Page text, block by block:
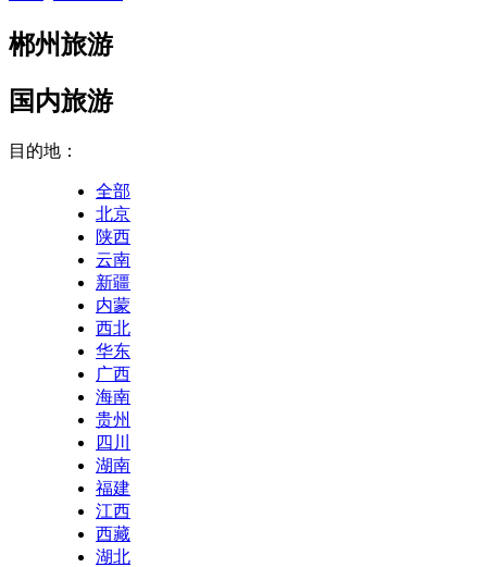
郴州旅游
国内旅游
目的地：
全部
北京
陕西
云南
新疆
内蒙
西北
华东
广西
海南
贵州
四川
湖南
福建
江西
西藏
湖北